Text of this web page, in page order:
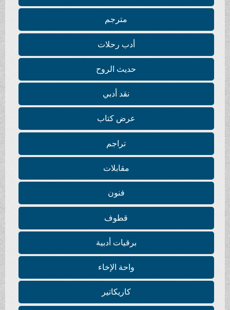
مترجم
أدب رحلات
حديث الروح
نقد أدبي
عرض كتاب
تراجم
مقابلات
فنون
قطوف
برقيات أدبية
واحة الإخاء
كاريكاتير